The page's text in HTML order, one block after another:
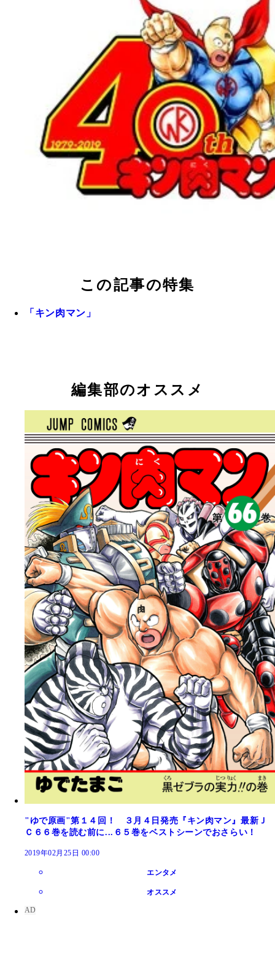
この記事の特集
「キン肉マン」
編集部のオススメ
"ゆで原画"第１４回！ ３月４日発売『キン肉マン』最新Ｊ
Ｃ６６巻を読む前に...６５巻をベストシーンでおさらい！
2019年02月25日 00:00
エンタメ
オススメ